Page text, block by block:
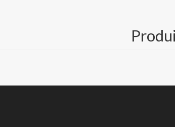
nous un e-mail pour les spécifications